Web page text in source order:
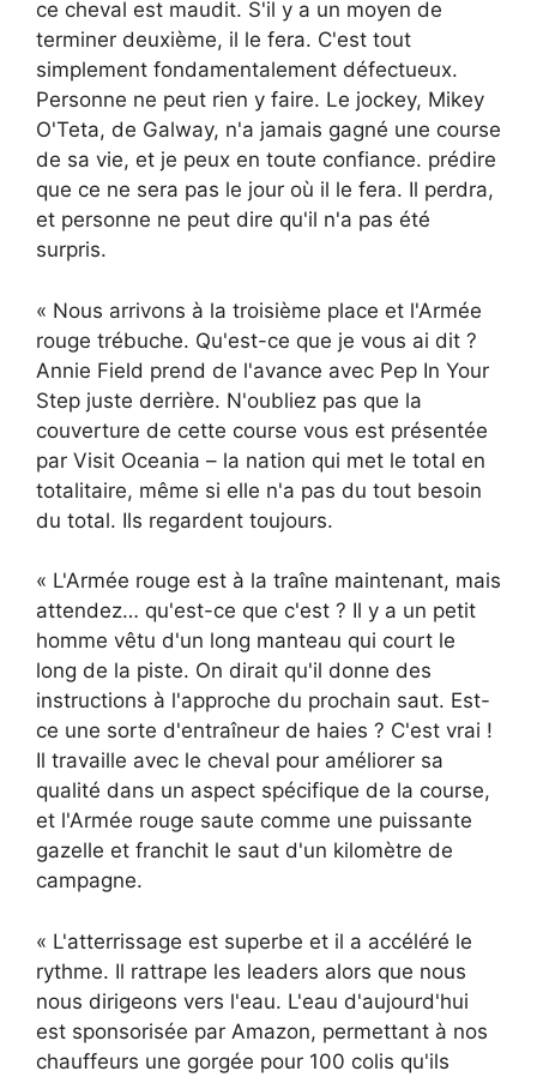
ce cheval est maudit. S'il y a un moyen de
terminer deuxième, il le fera. C'est tout
simplement fondamentalement défectueux.
Personne ne peut rien y faire. Le jockey, Mikey
O'Teta, de Galway, n'a jamais gagné une course
de sa vie, et je peux en toute confiance. prédire
que ce ne sera pas le jour où il le fera. Il perdra,
et personne ne peut dire qu'il n'a pas été
surpris.
« Nous arrivons à la troisième place et l'Armée
rouge trébuche. Qu'est-ce que je vous ai dit ?
Annie Field prend de l'avance avec Pep In Your
Step juste derrière. N'oubliez pas que la
couverture de cette course vous est présentée
par Visit Oceania – la nation qui met le total en
totalitaire, même si elle n'a pas du tout besoin
du total. Ils regardent toujours.
« L'Armée rouge est à la traîne maintenant, mais
attendez… qu'est-ce que c'est ? Il y a un petit
homme vêtu d'un long manteau qui court le
long de la piste. On dirait qu'il donne des
instructions à l'approche du prochain saut. Est-
ce une sorte d'entraîneur de haies ? C'est vrai !
Il travaille avec le cheval pour améliorer sa
qualité dans un aspect spécifique de la course,
et l'Armée rouge saute comme une puissante
gazelle et franchit le saut d'un kilomètre de
campagne.
« L'atterrissage est superbe et il a accéléré le
rythme. Il rattrape les leaders alors que nous
nous dirigeons vers l'eau. L'eau d'aujourd'hui
est sponsorisée par Amazon, permettant à nos
chauffeurs une gorgée pour 100 colis qu'ils